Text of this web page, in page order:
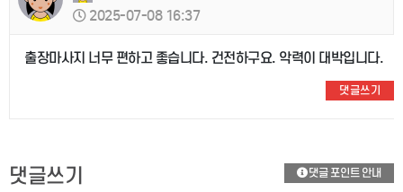
2025-07-08 16:37
출장마사지 너무 편하고 좋습니다. 건전하구요. 악력이 대박입니다.
댓글쓰기
댓글쓰기 댓글 포인트 안내